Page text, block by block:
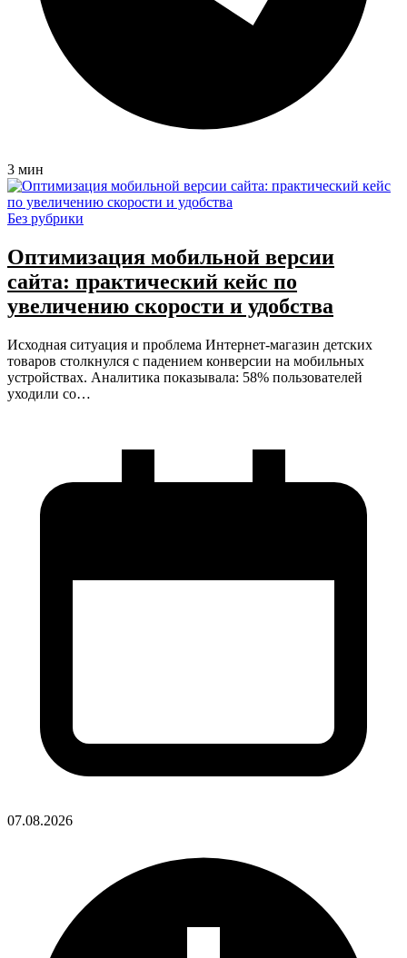
3 мин
Без рубрики
Оптимизация мобильной версии
сайта: практический кейс по
увеличению скорости и удобства
Исходная ситуация и проблема Интернет-магазин детских
товаров столкнулся с падением конверсии на мобильных
устройствах. Аналитика показывала: 58% пользователей
уходили со…
07.08.2026